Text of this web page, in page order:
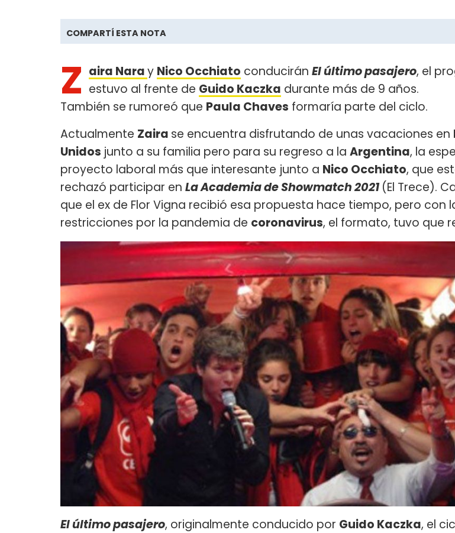
COMPARTÍ ESTA NOTA
Z aira Naray Nico Occhiato conducirán El último pasajero, el
estuvo al frente de Guido Kaczka durante más de 9 años.
También se rumoreó que Paula Chaves formaría parte del ciclo.
Actualmente Zaira se encuentra disfrutando de unas vacaciones en
Unidos junto a su familia pero para su regreso a la Argentina, la
proyecto laboral más que interesante junto a Nico Occhiato, que
rechazó participar en La Academia de Showmatch 2021(El Trece).
que el ex de Flor Vigna recibió esa propuesta hace tiempo, pero con
restricciones por la pandemia de coronavirus, el formato, tuvo que
El último pasajero, originalmente conducido por Guido Kaczka, el